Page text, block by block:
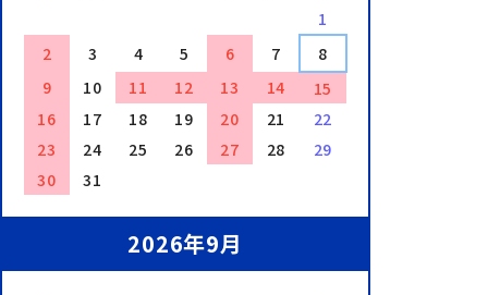
1
2
3 4 5 6 7
8
9
10 11 12 13 14
15
16
17 18 19 20 21
22
23
24 25 26 27 28
29
30
31
2026年9月